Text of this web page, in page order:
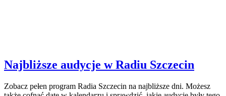
Najbliższe audycje w Radiu Szczecin
Zobacz pełen program Radia Szczecin na najbliższe dni. Możesz